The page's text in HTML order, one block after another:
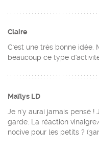
Claire
C'est une très bonne idée.
beaucoup ce type
Maïlys LD
Je n'y aurai jamais pensé
garde. La réaction
nocive pour les petits ?